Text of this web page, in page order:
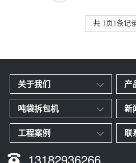
共 1 页 1条记
关于我们 产
吨袋拆包机 新
工程案例 联
13182936266